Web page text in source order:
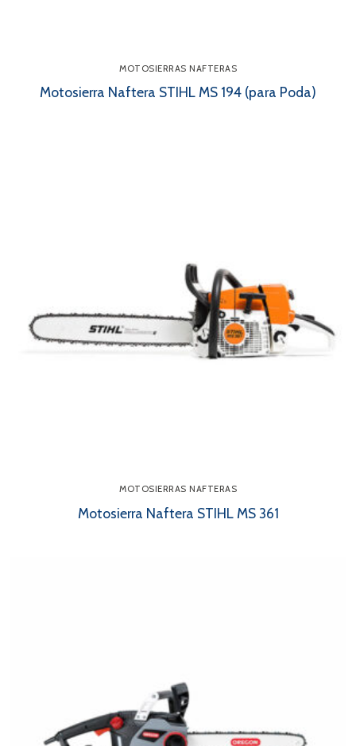
MOTOSIERRAS NAFTERAS
Motosierra Naftera STIHL MS 194 (para Poda)
MOTOSIERRAS NAFTERAS
Motosierra Naftera STIHL MS 361